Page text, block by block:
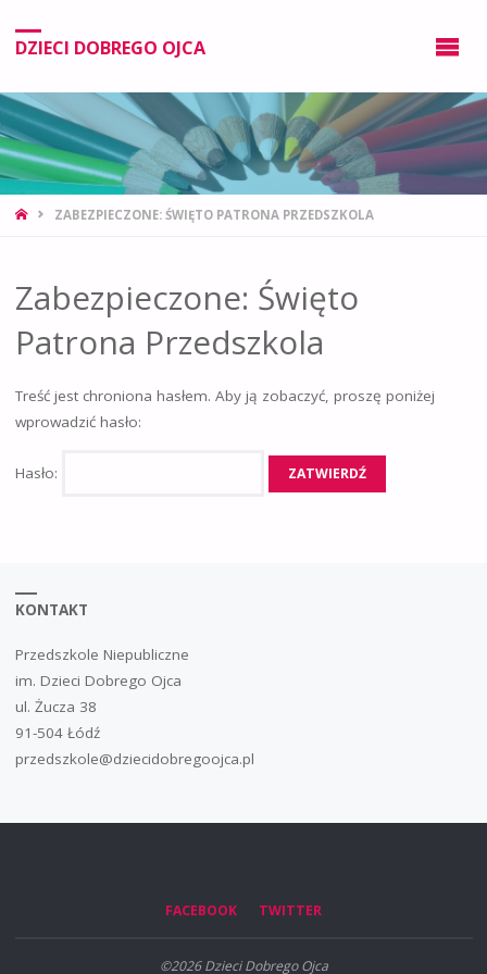
DZIECI DOBREGO OJCA
ZABEZPIECZONE: ŚWIĘTO PATRONA PRZEDSZKOLA
Zabezpieczone: Święto
Patrona Przedszkola
Treść jest chroniona hasłem. Aby ją zobaczyć, proszę poniżej
wprowadzić hasło:
Hasło:
KONTAKT
Przedszkole Niepubliczne
im. Dzieci Dobrego Ojca
ul. Żucza 38
91-504 Łódź
przedszkole@dziecidobregoojca.pl
FACEBOOK TWITTER
©2026 Dzieci Dobrego Ojca